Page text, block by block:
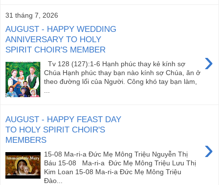
31 tháng 7, 2026
AUGUST - HAPPY WEDDING
ANNIVERSARY TO HOLY
SPIRIT CHOIR'S MEMBER
›
Tv 128 (127):1-6 Hạnh phúc thay kẻ kính sợ
Chúa Hạnh phúc thay bạn nào kính sợ Chúa, ăn ở
theo đường lối của Người. Công khó tay bạn làm,
AUGUST - HAPPY FEAST DAY
TO HOLY SPIRIT CHOIR'S
MEMBERS
›
15-08 Ma-ri-a Đức Mẹ Mông Triệu Nguyễn Thị
Báu 15-08 Ma-ri-a Đức Mẹ Mông Triệu Lưu Thị
Kim Loan 15-08 Ma-ri-a Đức Mẹ Mông Triệu
Đào...